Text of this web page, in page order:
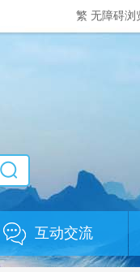
繁 无障碍
互动交流